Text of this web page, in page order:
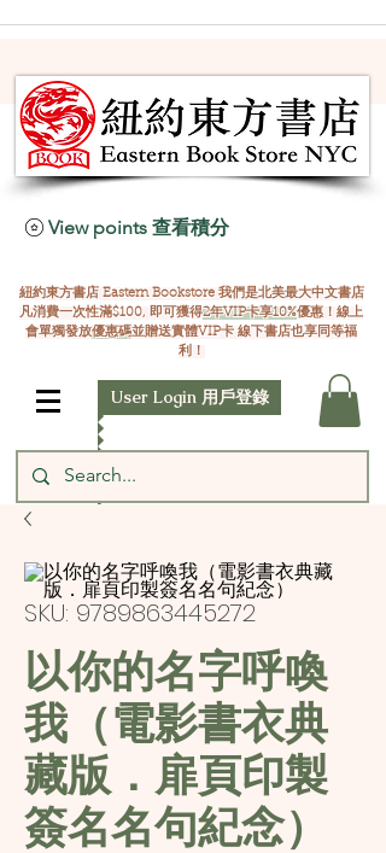
View points 查看積分
紐約東方書店 Eastern Bookstore 我們是北美最大中文書店
凡消費一次性滿$100, 即可獲得2年VIP卡享10%優惠！線上
會單獨發放優惠碼並贈送實體VIP卡 線下書店也享同等福
利！
User Login 用戶登錄
SKU: 9789863445272
以你的名字呼喚
我（電影書衣典
藏版．扉頁印製
簽名名句紀念）